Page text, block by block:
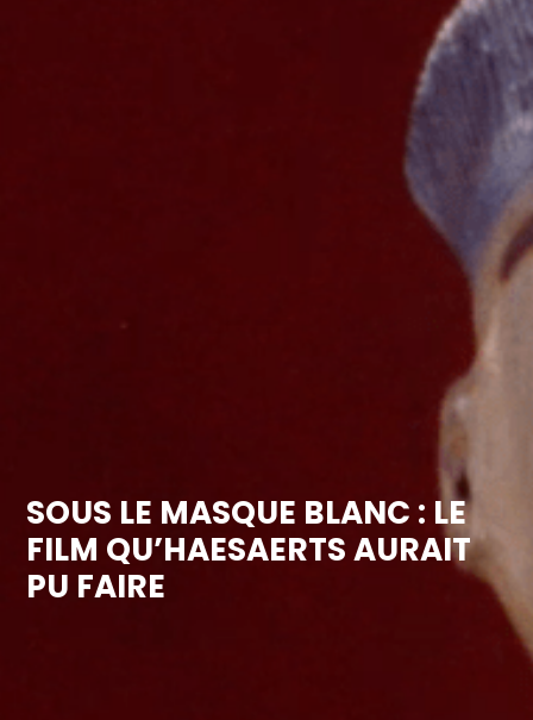
SOUS LE MASQUE BLANC : LE
FILM QU’HAESAERTS AURAIT
PU FAIRE